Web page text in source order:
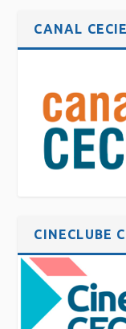
CANAL
CINECLUBE